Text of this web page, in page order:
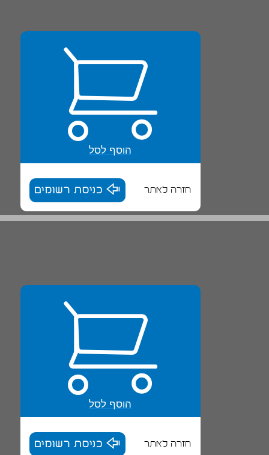
הוסף לסל
חזרה לאתר כניסת רשומים
הוסף לסל
חזרה לאתר כניסת רשומים